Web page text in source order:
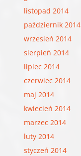
listopad 2014
październik 2014
wrzesień 2014
sierpień 2014
lipiec 2014
czerwiec 2014
maj 2014
kwiecień 2014
marzec 2014
luty 2014
styczeń 2014